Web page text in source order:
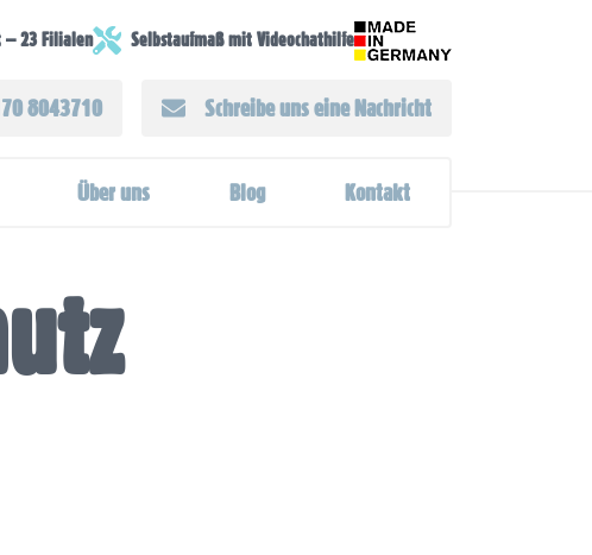
– 23 Filialen Selbstaufmaß mit Videochathilfe
8043710 Schreibe uns eine Nachricht
Über uns Blog Kontakt